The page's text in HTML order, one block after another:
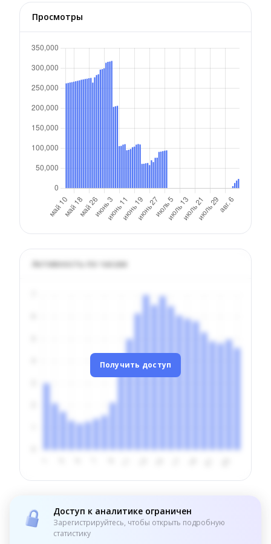
Просмотры
Активность по часам
Получить доступ
Доступ к аналитике ограничен
Зарегистрируйтесь, чтобы открыть подробную
статистику